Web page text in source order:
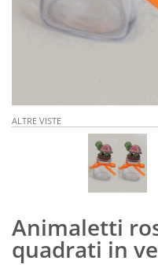
ALTRE VISTE
Animaletti
quadrati in